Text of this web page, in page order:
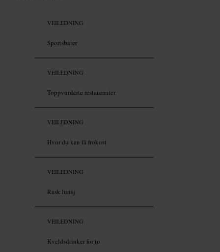
VEILEDNING
Sportsbarer
VEILEDNING
Toppvurderte restauranter
VEILEDNING
Hvor du kan få frokost
VEILEDNING
Rask lunsj
VEILEDNING
Kveldsdrinker for to